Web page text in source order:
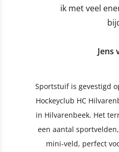
ik met veel
Jens
Sportstuif is gevestigd
Hockeyclub HC
in Hilvarenbeek. Het
een aantal
mini-veld, perfect